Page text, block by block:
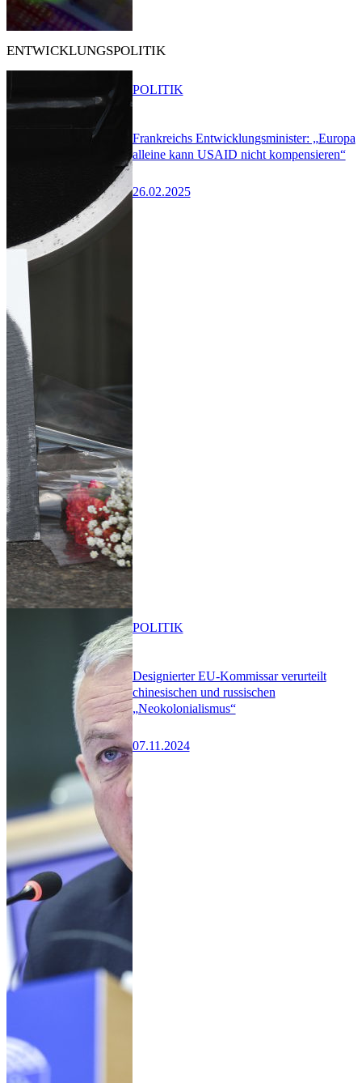
ENTWICKLUNGSPOLITIK
Frankreichs Entwicklungsminister: „Europa
alleine kann USAID nicht kompensieren“
26.02.2025
POLITIK
Designierter EU-Kommissar verurteilt
chinesischen und russischen
„Neokolonialismus“
07.11.2024
POLITIK